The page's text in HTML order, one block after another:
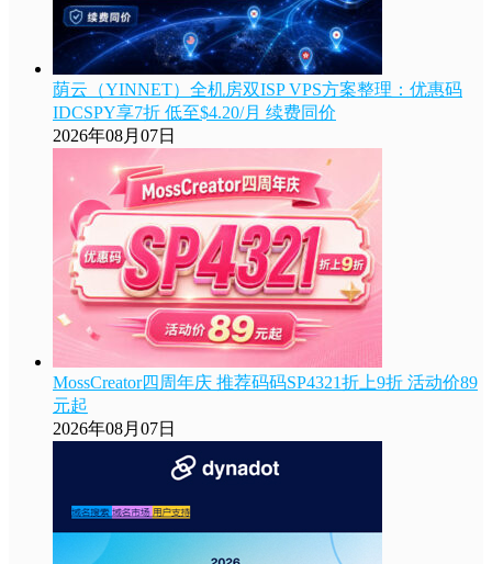
荫云（YINNET）全机房双ISP VPS方案整理：优惠码
IDCSPY享7折 低至$4.20/月 续费同价
2026年08月07日
MossCreator四周年庆 推荐码码SP4321折上9折 活动价89
元起
2026年08月07日